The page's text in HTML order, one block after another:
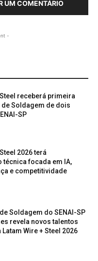
UM COMENTÁRIO
-
Steel receberá primeira
de Soldagem de dois
SP
2026 terá
técnica focada em IA,
e competitividade
Soldagem do SENAI-SP
revela novos talentos
Wire + Steel 2026